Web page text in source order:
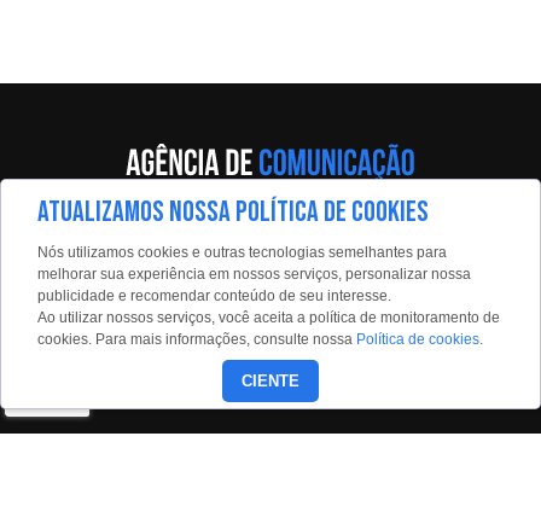
Av. Eng. Caetano Álvares, 55 - 5º andar
Limão, São Paulo, 02598-900
Contato:
estadaoconteudo@estadao.com
(11)99350-0439
ATUALIZAMOS NOSSA POLÍTICA DE COOKIES
Nós utilizamos cookies e outras tecnologias semelhantes para
melhorar sua experiência em nossos serviços, personalizar nossa
publicidade e recomendar conteúdo de seu interesse.
Ao utilizar nossos serviços, você aceita a política de monitoramento de
cookies. Para mais informações, consulte nossa Política de cookies.
CIENTE